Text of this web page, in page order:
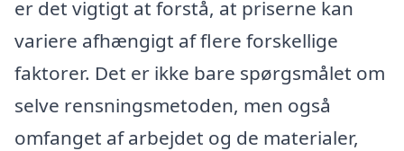
er det vigtigt at forstå, at priserne kan
variere afhængigt af flere forskellige
faktorer. Det er ikke bare spørgsmålet om
selve rensningsmetoden, men også
omfanget af arbejdet og de materialer,